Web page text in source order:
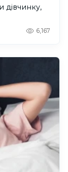
дівчинку,
6,167